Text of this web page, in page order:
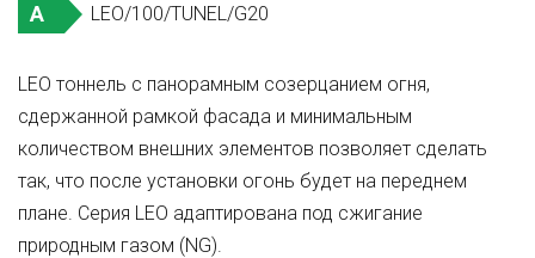
A LEO/100/TUNEL/G20
LEO тоннель с панорамным созерцанием огня,
сдержанной рамкой фасада и минимальным
количеством внешних элементов позволяет сделать
так, что после установки огонь будет на переднем
плане. Серия LEO адаптирована под сжигание
природным газом (NG).